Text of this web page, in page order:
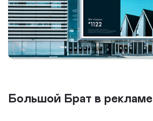
Большой Брат в рекламе